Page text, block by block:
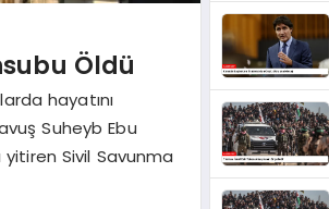
Öldü
hayatını
Suheyb Ebu
yitiren Sivil Savunma